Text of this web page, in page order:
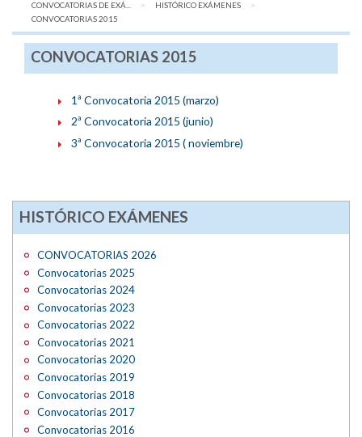
CONVOCATORIAS DE EXÁ...
HISTÓRICO EXÁMENES
AQUÍ:
CONVOCATORIAS 2015
CONVOCATORIAS 2015
1ª Convocatoria 2015 (marzo)
2ª Convocatoria 2015 (junio)
3ª Convocatoria 2015 ( noviembre)
HISTÓRICO EXÁMENES
CONVOCATORIAS 2026
Convocatorias 2025
Convocatorias 2024
Convocatorias 2023
Convocatorias 2022
Convocatorias 2021
Convocatorias 2020
Convocatorias 2019
Convocatorias 2018
Convocatorias 2017
Convocatorias 2016